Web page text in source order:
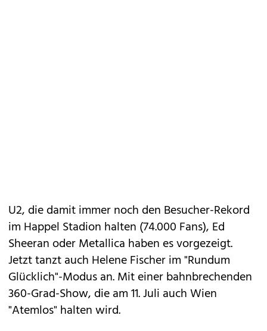
U2, die damit immer noch den Besucher-Rekord
im Happel Stadion halten (74.000 Fans), Ed
Sheeran oder Metallica haben es vorgezeigt.
Jetzt tanzt auch Helene Fischer im "Rundum
Glücklich"-Modus an. Mit einer bahnbrechenden
360-Grad-Show, die am 11. Juli auch Wien
"Atemlos" halten wird.